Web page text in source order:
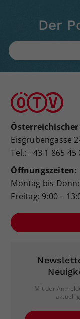
Der
Eisgrubengasse
Tel.: +43 1 865 45
Öffnungszeiten:
Montag bis
Freitag: 9:00 –
Mit der
aktuell